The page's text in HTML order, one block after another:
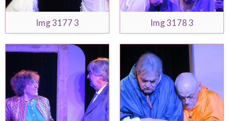
Img 3177 3 Img 3178 3